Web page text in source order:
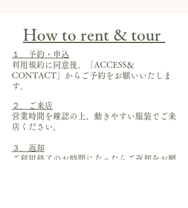
How to rent & tour
１．予約・申込
利用規約に同意後、「ACCESS＆
CONTACT」からご予約をお願いいたしま
す。
２．ご来店
​営業時間を確認の上、動きやすい服装でご来
店ください。​
３．返却
​ご利用終了のお時間になったらご返却をお願